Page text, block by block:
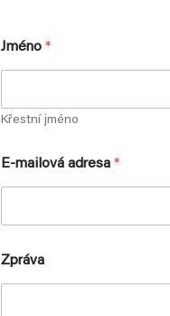
Jméno *
Křestní jméno
E-mailová adresa *
Zpráva